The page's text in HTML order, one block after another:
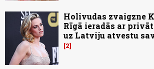
Holivudas zvaigzne
Rīgā ieradās ar
uz Latviju atvestu
2